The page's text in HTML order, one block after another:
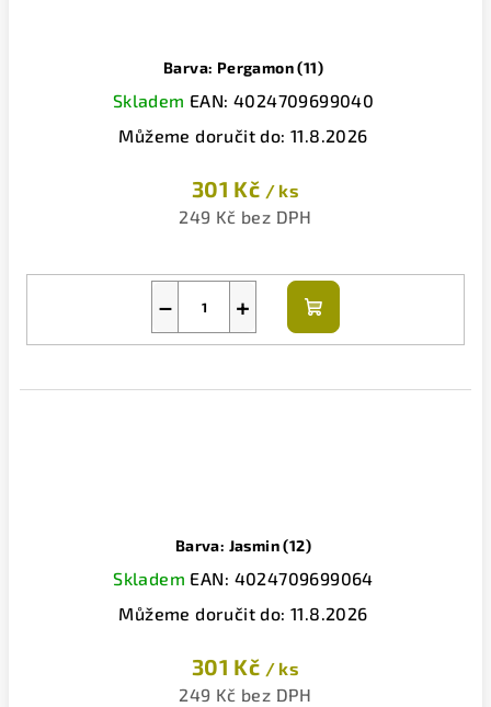
Barva: Pergamon (11)
Skladem EAN: 4024709699040
Můžeme doručit do: 11.8.2026
301 Kč / ks
249 Kč bez DPH
+
−
Do
košíku
Barva: Jasmin (12)
Skladem EAN: 4024709699064
Můžeme doručit do: 11.8.2026
301 Kč / ks
249 Kč bez DPH